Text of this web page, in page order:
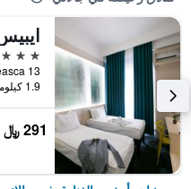
3 نجوم
1.9 كيلومتر عن وسط المدينة
291 ﷼